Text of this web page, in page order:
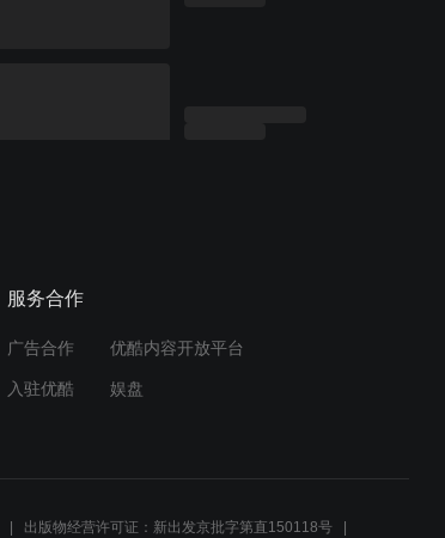
服务合作
广告合作 优酷内容开放平台
入驻优酷 娱盘
出版物经营许可证：新出发京批字第直150118号